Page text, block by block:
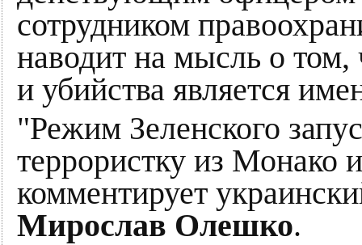
сотрудником
наводит на мысль о том,
и убийства является
"Режим Зеленского
террористку из Монако
комментирует
Мирослав Олешко.